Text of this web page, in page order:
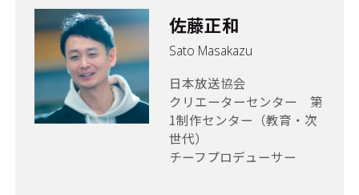
佐藤正和
Sato Masakazu
日本放送協会
クリエーターセンター 第
1制作センター（教育・次
世代）
チーフプロデューサー